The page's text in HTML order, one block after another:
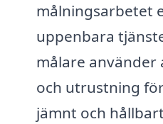
målningsarbetet
uppenbara
målare använder
och utrustning
jämnt och